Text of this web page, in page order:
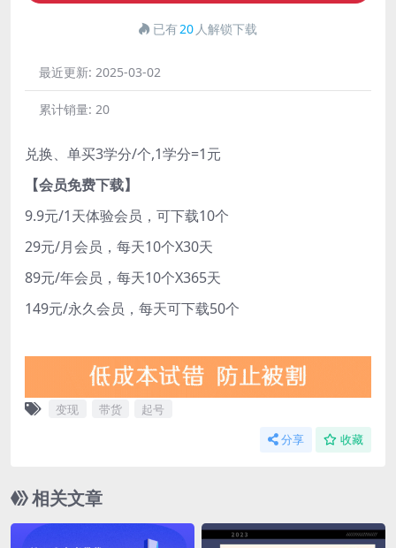
已有20 人解锁下载
最近更新: 2025-03-02
累计销量: 20
兑换、单买3学分/个,1学分=1元
【会员免费下载】
9.9元/1天体验会员，可下载10个
29元/月会员，每天10个X30天
89元/年会员，每天10个X365天
149元/永久会员，每天可下载50个
变现 带货 起号
分享 收藏
相关文章